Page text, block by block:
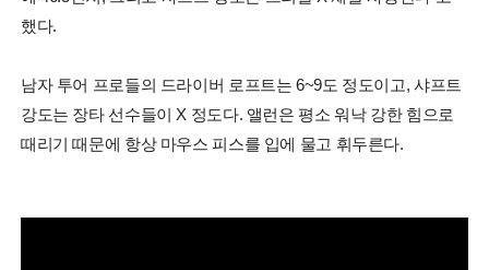
했다.
남자 투어 프로들의 드라이버 로프트는 6~9도 정도이고, 샤프트
강도는 장타 선수들이 X 정도다. 앨런은 평소 워낙 강한 힘으로
때리기 때문에 항상 마우스 피스를 입에 물고 휘두른다.